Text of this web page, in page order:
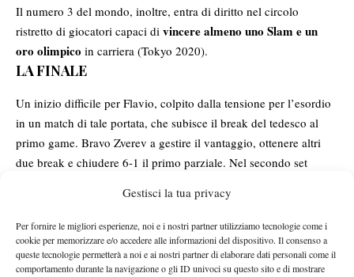
Gestisci la tua privacy
Per fornire le migliori esperienze, noi e i nostri partner utilizziamo tecnologie come i
cookie per memorizzare e/o accedere alle informazioni del dispositivo. Il consenso a
queste tecnologie permetterà a noi e ai nostri partner di elaborare dati personali come il
comportamento durante la navigazione o gli ID univoci su questo sito e di mostrare
Il numero 3 del mondo, inoltre, entra di diritto nel circolo
ristretto di giocatori capaci di vincere almeno uno Slam e un
oro olimpico in carriera (Tokyo 2020).
LA FINALE
Un inizio difficile per Flavio, colpito dalla tensione per l’esordio
in un match di tale portata, che subisce il break del tedesco al
primo game. Bravo Zverev a gestire il vantaggio, ottenere altri
due break e chiudere 6-1 il primo parziale. Nel secondo set
tedesco, prima di pareggiare i conti senza concedere alcuna palla
break al suo avversario.
Grande equilibrio per quanto riguarda il terzo set, con Zverev
praticamente ingiocabile al servizio. Sotto 5-4, Flavio al servizio